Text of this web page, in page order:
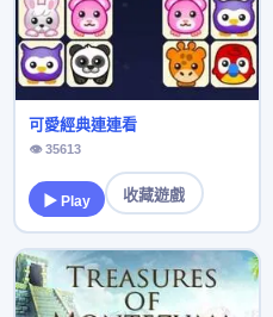
可愛經典連連看
👁 35613
▶ Play 收藏遊戲